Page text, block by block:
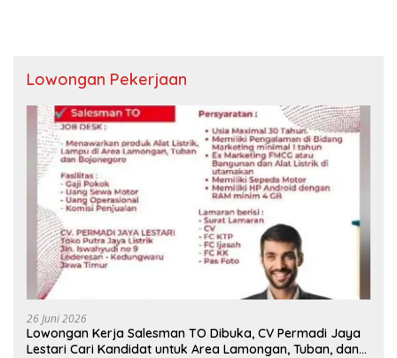
Lowongan Pekerjaan
26 Juni 2026
Lowongan Kerja Salesman TO Dibuka, CV Permadi Jaya
Lestari Cari Kandidat untuk Area Lamongan, Tuban, dan